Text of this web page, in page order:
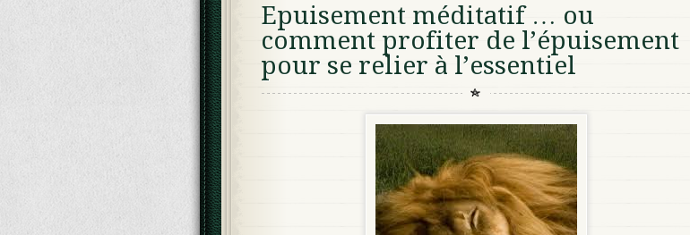
Epuisement méditatif … ou
comment profiter de l’épuisement
pour se relier à l’essentiel